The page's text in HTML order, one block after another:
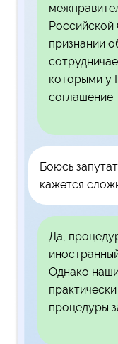
Российской
признании
которыми у
соглашение.
Боюсь
кажется
Да,
Однако
процедуры